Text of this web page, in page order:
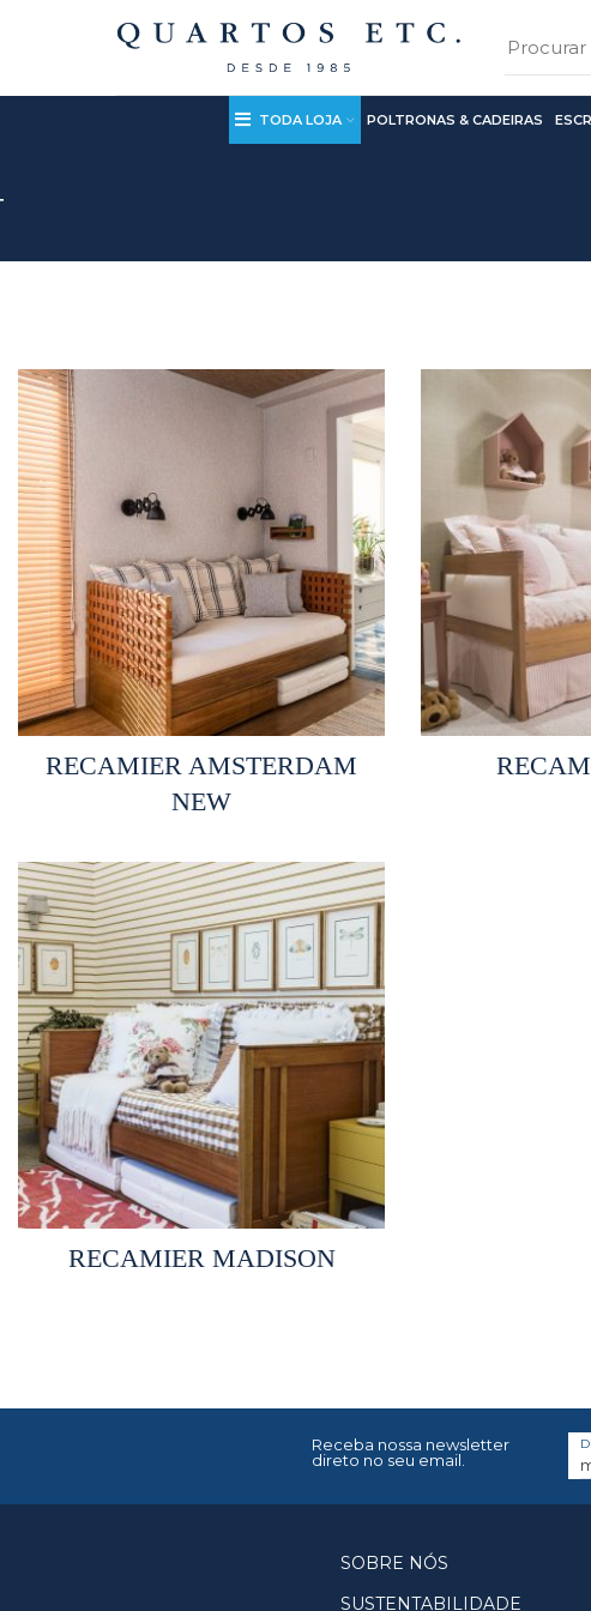
TODA LOJA POLTRONAS & CADEIRAS
RECAMIER AMSTERDAM
NEW
RECAMIER MADISON
Receba nossa newsletter
direto no seu email.
SOBRE NÓS
SUSTENTABILIDADE